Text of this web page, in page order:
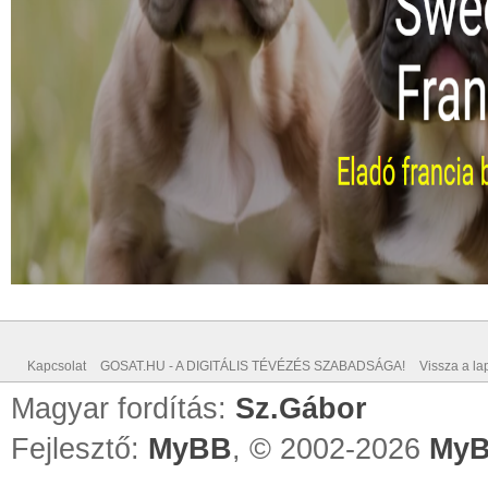
Kapcsolat GOSAT.HU - A DIGITÁLIS TÉVÉZÉS SZABADSÁGA! Vissza a
Magyar fordítás: Sz.Gábor
Fejlesztő: MyBB, © 2002-2026